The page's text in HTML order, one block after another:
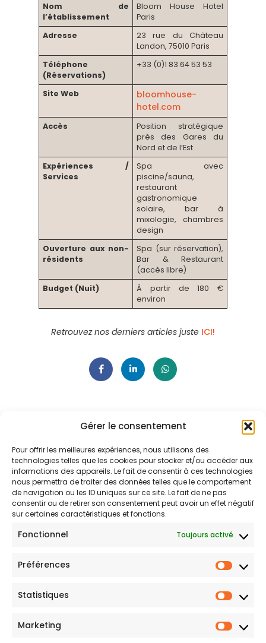
Gérer le consentement
Pour offrir les meilleures expériences, nous utilisons des
technologies telles que les cookies pour stocker et/ou accéder aux
informations des appareils. Le fait de consentir à ces technologies
nous permettra de traiter des données telles que le comportement
de navigation ou les ID uniques sur ce site. Le fait de ne pas
consentir ou de retirer son consentement peut avoir un effet négatif
sur certaines caractéristiques et fonctions.
Fonctionnel Toujours activé
Préférences
Statistiques
Marketing
Nom de
l’établissement
Bloom House Hotel
Paris
Adresse
23 rue du Château
Landon, 75010 Paris
Téléphone
(Réservations)
+33 (0)1 83 64 53 53
Site Web
bloomhouse-
hotel.com
Accès
Position stratégique
près des Gares du
Nord et de l’Est
Expériences /
Services
Spa avec
piscine/sauna,
restaurant
gastronomique
solaire, bar à
mixologie, chambres
design
Ouverture aux non-
résidents
Spa (sur réservation),
Bar & Restaurant
(accès libre)
Budget (Nuit)
À partir de 180 €
environ
Retrouvez nos derniers articles juste ICI!
Ne Manquez Pas Nos Pépites !
par nos pépites et trouvailles !